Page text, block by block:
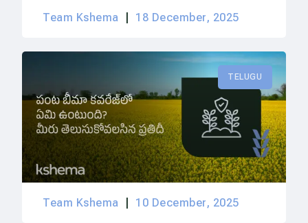
Team Kshema 18 December, 2025
TELUGU
Team Kshema 10 December, 2025